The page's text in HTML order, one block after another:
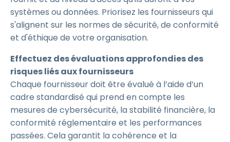
systèmes ou données. Priorisez les fournisseurs qui
s'alignent sur les normes de sécurité, de conformité
et d'éthique de votre organisation.
Effectuez des évaluations approfondies des
risques liés aux fournisseurs
Chaque fournisseur doit être évalué à l’aide d’un
cadre standardisé qui prend en compte les
mesures de cybersécurité, la stabilité financière, la
conformité réglementaire et les performances
passées. Cela garantit la cohérence et la